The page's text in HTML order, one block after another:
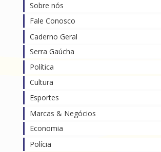
Sobre nós
Fale Conosco
Caderno Geral
Serra Gaúcha
Política
Cultura
Esportes
Marcas & Negócios
Economia
Polícia